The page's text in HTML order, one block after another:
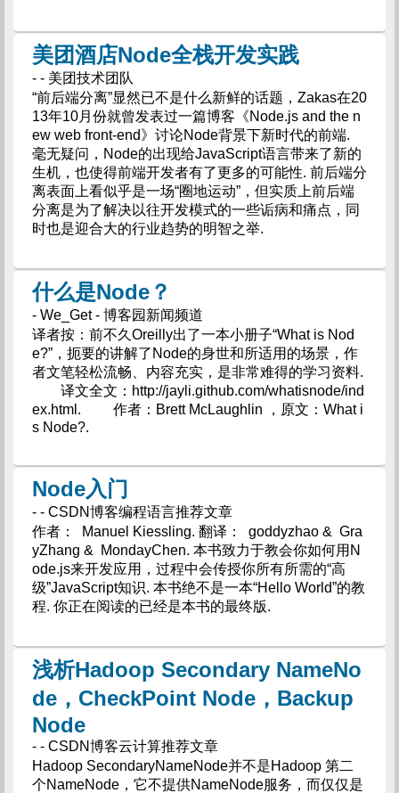
美团酒店Node全栈开发实践
- - 美团技术团队
“前后端分离”显然已不是什么新鲜的话题，Zakas在20
13年10月份就曾发表过一篇博客《Node.js and the n
ew web front-end》讨论Node背景下新时代的前端.
毫无疑问，Node的出现给JavaScript语言带来了新的
生机，也使得前端开发者有了更多的可能性. 前后端分
离表面上看似乎是一场“圈地运动”，但实质上前后端
分离是为了解决以往开发模式的一些诟病和痛点，同
时也是迎合大的行业趋势的明智之举.
什么是Node？
- We_Get - 博客园新闻频道
译者按：前不久Oreilly出了一本小册子“What is Nod
e?”，扼要的讲解了Node的身世和所适用的场景，作
者文笔轻松流畅、内容充实，是非常难得的学习资料.
译文全文：http://jayli.github.com/whatisnode/ind
ex.html. 作者：Brett McLaughlin ，原文：What i
s Node?.
Node入门
- - CSDN博客编程语言推荐文章
作者： Manuel Kiessling. 翻译： goddyzhao & Gra
yZhang & MondayChen. 本书致力于教会你如何用N
ode.js来开发应用，过程中会传授你所有所需的“高
级”JavaScript知识. 本书绝不是一本“Hello World”的教
程. 你正在阅读的已经是本书的最终版.
浅析Hadoop Secondary NameNo
de，CheckPoint Node，Backup
Node
- - CSDN博客云计算推荐文章
Hadoop SecondaryNameNode并不是Hadoop 第二
个NameNode，它不提供NameNode服务，而仅仅是